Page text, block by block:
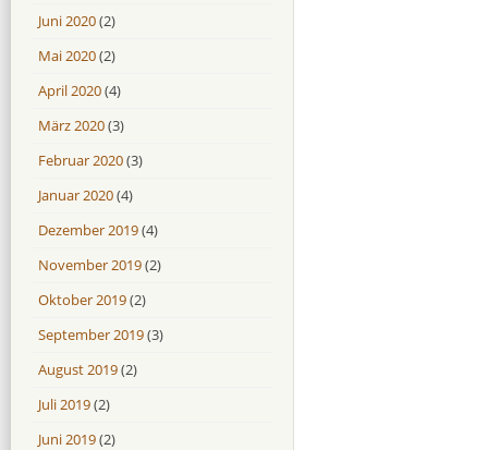
Juni 2020(2)
Mai 2020(2)
April 2020(4)
März 2020(3)
Februar 2020(3)
Januar 2020(4)
Dezember 2019(4)
November 2019(2)
Oktober 2019(2)
September 2019(3)
August 2019(2)
Juli 2019(2)
Juni 2019(2)